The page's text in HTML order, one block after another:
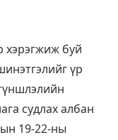
хэрэгжиж буй
үр
судлах албан
19-22-ны